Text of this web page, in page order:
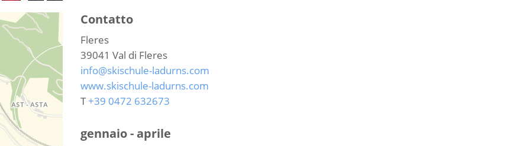
Contatto
Fleres
39041 Val di Fleres
info@skischule-ladurns.com
www.skischule-ladurns.com
T+39 0472 632673
gennaio - aprile